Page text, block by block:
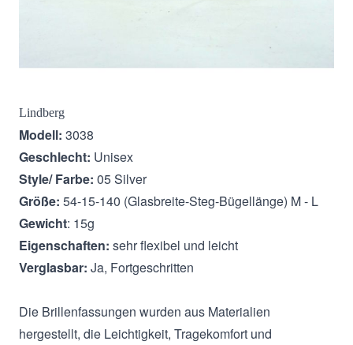
Lindberg
Modell: 3038
Geschlecht: Unisex
Style/ Farbe: 05 Silver
Größe: 54-15-140 (Glasbreite-Steg-Bügellänge) M - L
Gewicht: 15g
Eigenschaften: sehr flexibel und leicht
Verglasbar: Ja, Fortgeschritten
Die Brillenfassungen wurden aus Materialien
hergestellt, die Leichtigkeit, Tragekomfort und